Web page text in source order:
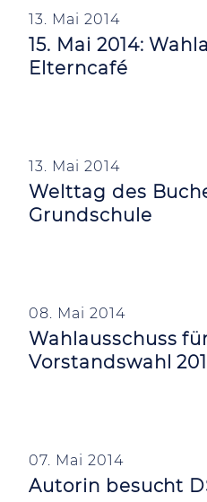
13. Mai 2014
15. Mai 2014:
Elterncafé
13. Mai 2014
Welttag des
Grundschule
08. Mai 2014
Wahlausschuss
Vorstandswahl
07. Mai 2014
Autorin besucht